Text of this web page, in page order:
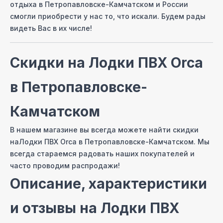
отдыха в Петропавловске-Камчатском и России
смогли приобрести у нас то, что искали. Будем рады
видеть Вас в их числе!
Скидки на Лодки ПВХ Orca
в Петропавловске-
Камчатском
В нашем магазине вы всегда можете найти скидки
наЛодки ПВХ Orca в Петропавловске-Камчатском. Мы
всегда стараемся радовать наших покупателей и
часто проводим распродажи!
Описание, характеристики
и отзывы на Лодки ПВХ